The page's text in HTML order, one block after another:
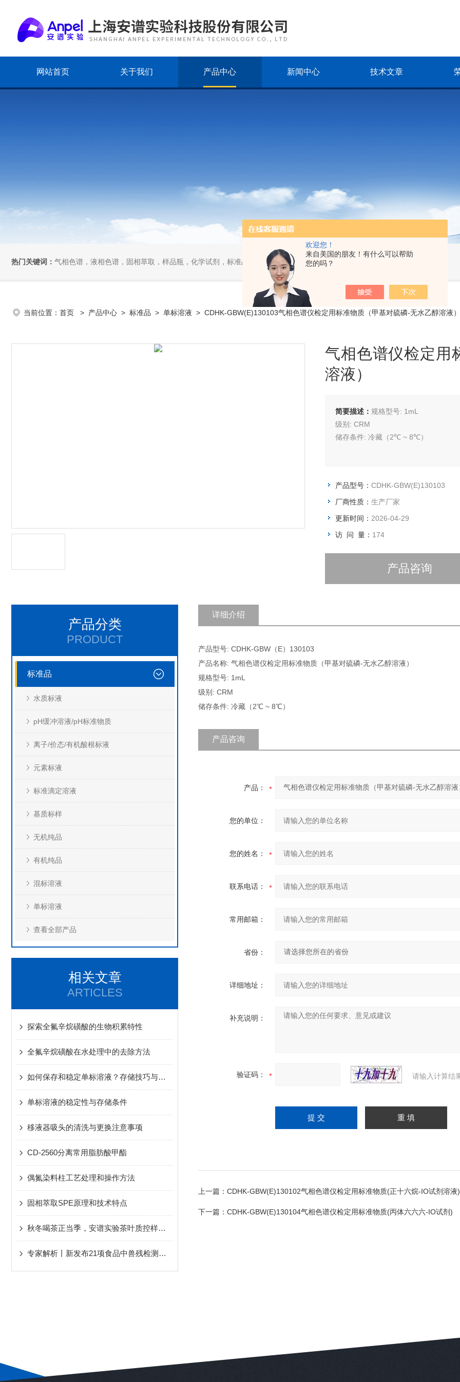
欢迎您！
来自美国的朋友！有什么可以帮助
您的吗？
网站首页 关于我们 产品中心 新闻中心 技术文章
热门关键词： 气相色谱，液相色谱，固相萃取，样品瓶，化学试剂，标准品，小型仪器
当前位置： 首页 > 产品中心 > 标准品 > 单标溶液 > CDHK-GBW(E)130103气相色谱仪检定用标准物质（甲基对硫磷-无水乙醇溶液）
气相色谱仪检定用
溶液）
简要描述： 规格型号: 1mL
级别: CRM
储存条件: 冷藏（2℃ ~ 8℃）
产品型号： CDHK-GBW(E)130103
厂商性质： 生产厂家
更新时间： 2026-04-29
访 问 量： 174
产品咨询
产品分类
PRODUCT
标准品
水质标液
pH缓冲溶液/pH标准物质
离子/价态/有机酸根标液
元素标液
标准滴定溶液
基质标样
无机纯品
有机纯品
混标溶液
单标溶液
查看全部产品
相关文章
ARTICLES
探索全氟辛烷磺酸的生物积累特性
全氟辛烷磺酸在水处理中的去除方法
如何保存和稳定单标溶液？存储技巧与注意事项
单标溶液的稳定性与存储条件
移液器吸头的清洗与更换注意事项
CD-2560分离常用脂肪酸甲酯
偶氮染料柱工艺处理和操作方法
固相萃取SPE原理和技术特点
秋冬喝茶正当季，安谱实验茶叶质控样强势助力茶叶农残检测
专家解析丨新发布21项食品中兽残检测方法解读专题培训
详细介绍
产品型号: CDHK-GBW（E）130103
产品名称: 气相色谱仪检定用标准物质（甲基对硫磷-无水乙醇溶液）
规格型号: 1mL
级别: CRM
储存条件: 冷藏（2℃ ~ 8℃）
产品咨询
产品：
您的单位：
您的姓名：
联系电话：
常用邮箱：
省份：
详细地址：
补充说明：
验证码： 请输入计算结
上一篇： CDHK-GBW(E)130102气相色谱仪检定用标准物质(正十六烷-IO试剂溶液)
下一篇： CDHK-GBW(E)130104气相色谱仪检定用标准物质(丙体六六六-IO试剂)